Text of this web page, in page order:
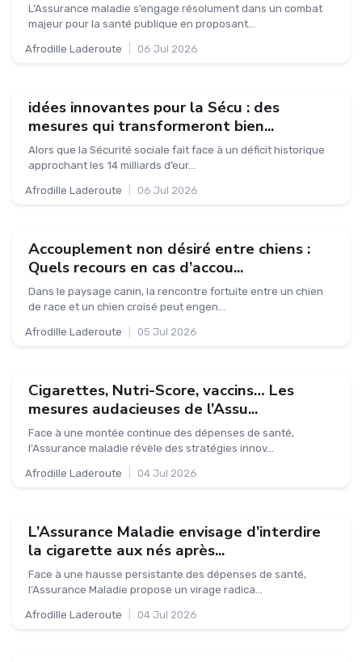
L’Assurance maladie s’engage résolument dans un combat
majeur pour la santé publique en proposant...
Afrodille Laderoute 06 Jul 2026
idées innovantes pour la Sécu : des
mesures qui transformeront bien...
Alors que la Sécurité sociale fait face à un déficit historique
approchant les 14 milliards d’eur...
Afrodille Laderoute 06 Jul 2026
Accouplement non désiré entre chiens :
Quels recours en cas d’accou...
Dans le paysage canin, la rencontre fortuite entre un chien
de race et un chien croisé peut engen...
Afrodille Laderoute 05 Jul 2026
Cigarettes, Nutri-Score, vaccins… Les
mesures audacieuses de l’Assu...
Face à une montée continue des dépenses de santé,
l’Assurance maladie révèle des stratégies innov...
Afrodille Laderoute 04 Jul 2026
L’Assurance Maladie envisage d’interdire
la cigarette aux nés après...
Face à une hausse persistante des dépenses de santé,
l’Assurance Maladie propose un virage radica...
Afrodille Laderoute 04 Jul 2026